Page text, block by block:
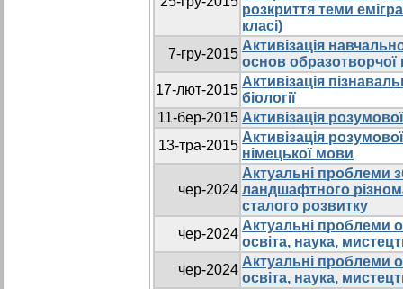
розкриття теми
класі)
7-гру-2015
Активізація
основ образотворчої
17-лют-2015
Активізація
біології
11-бер-2015 Активізація
13-тра-2015
Активізація
німецької мови
чер-2024
Актуальні проблеми
ландшафтного
сталого розвитку
чер-2024
Актуальні проблеми
освіта, наука,
чер-2024
Актуальні проблеми
освіта, наука,